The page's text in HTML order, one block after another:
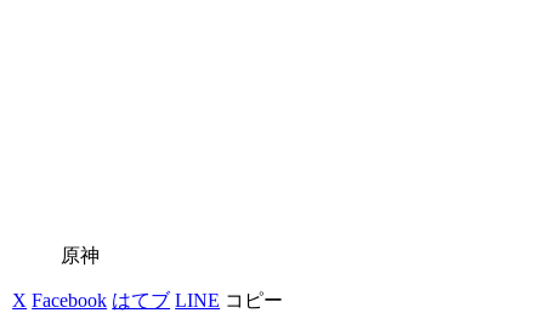
原神
X Facebook はてブ LINE コピー